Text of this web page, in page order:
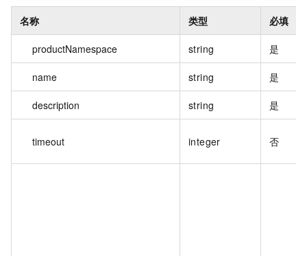
名称 类型 必填
productNamespace string 是
name string 是
description string 是
timeout integer 否